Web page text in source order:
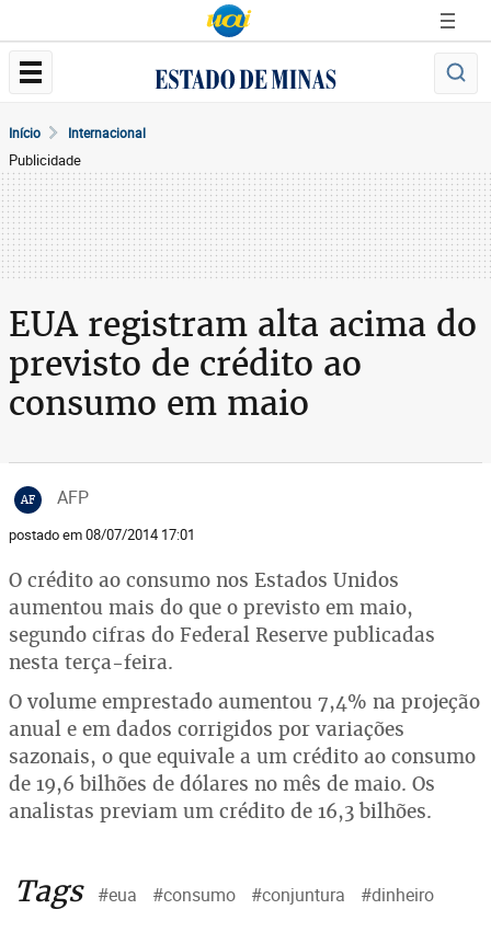
Início Internacional
Publicidade
EUA registram alta acima do
previsto de crédito ao
consumo em maio
AF AFP
postado em 08/07/2014 17:01
O crédito ao consumo nos Estados Unidos
aumentou mais do que o previsto em maio,
segundo cifras do Federal Reserve publicadas
nesta terça-feira.
O volume emprestado aumentou 7,4% na projeção
anual e em dados corrigidos por variações
sazonais, o que equivale a um crédito ao consumo
de 19,6 bilhões de dólares no mês de maio. Os
analistas previam um crédito de 16,3 bilhões.
Tags #eua #consumo #conjuntura #dinheiro